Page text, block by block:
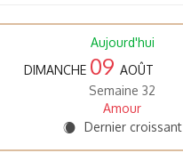
Aujourd'hui
DIMANCHE 09 AOÛT
Semaine 32
Amour
X Dernier croissant